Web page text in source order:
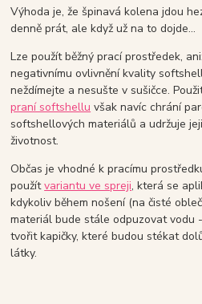
Výhoda je, že špinavá kolena jdou
denně prát, ale když už na to dojde...
Lze použít běžný prací prostředek,
negativnímu ovlivnění kvality
neždímejte a nesušte v sušičce.
praní softshellu však navíc chrání
softshellových materiálů a udržuje
životnost.
Občas je vhodné k pracímu
použítvariantu ve spreji, která se
kdykoliv během nošení (na čisté
materiál bude stále odpuzovat vodu
tvořit kapičky, které budou stékat
látky.